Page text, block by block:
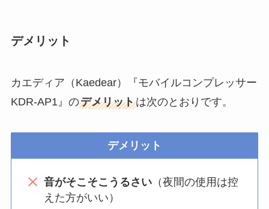
デメリット
カエディア（Kaedear）『モバイルコンプレッサー
KDR-AP1』のデメリットは次のとおりです。
デメリット
音がそこそこうるさい（夜間の使用は控
えた方がいい）